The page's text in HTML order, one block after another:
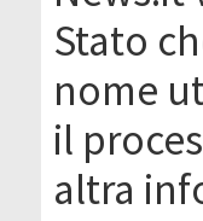
Stato
nome
il
altra